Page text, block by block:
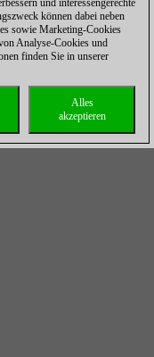
und interessengerechte
können dabei neben
sowie Marketing-Cookies
Analyse-Cookies und
finden Sie in unserer
Alles
akzeptieren